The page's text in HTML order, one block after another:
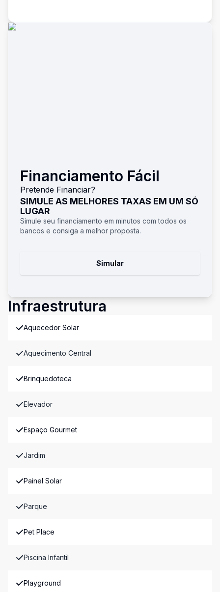
Financiamento Fácil
Pretende Financiar?
SIMULE AS MELHORES TAXAS EM UM SÓ
LUGAR
Simule seu financiamento em minutos com todos os
bancos e consiga a melhor proposta.
Simular
Infraestrutura
Aquecedor Solar
Aquecimento Central
Brinquedoteca
Elevador
Espaço Gourmet
Jardim
Painel Solar
Parque
Pet Place
Piscina Infantil
Playground